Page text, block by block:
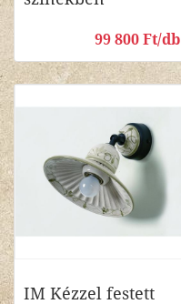
99 800 Ft/db
IM Kézzel festett